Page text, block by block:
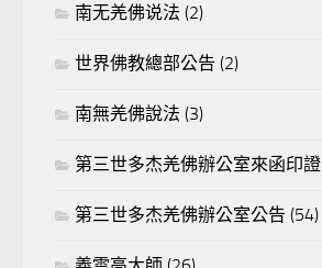
南无羌佛说法 (2)
世界佛教總部公告 (2)
南無羌佛說法 (3)
第三世多杰羌佛辦公室來函印證
第三世多杰羌佛辦公室公告 (54)